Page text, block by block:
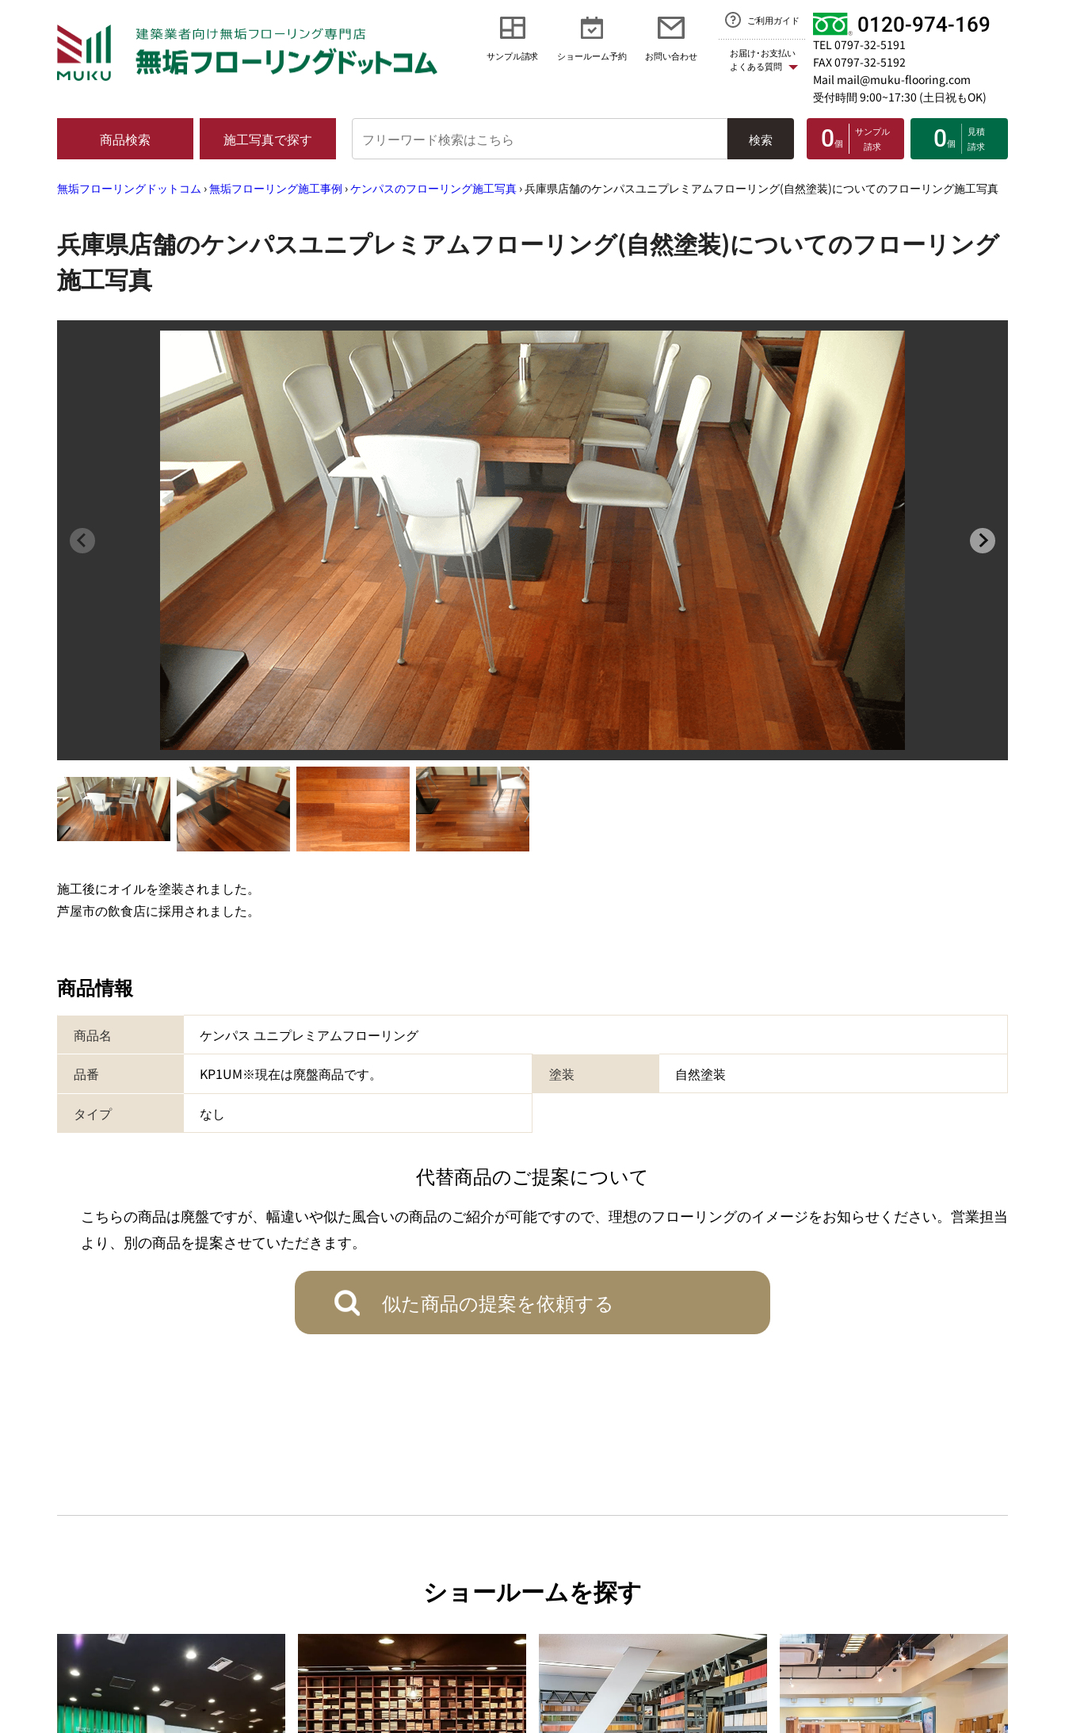
サンプル請求 ショールーム予約 お問い合わせ
ご利用ガイド
お届け･お支払い
よくある質問
0120-974-169
TEL 0797-32-5191
FAX 0797-32-5192
Mail mail@muku-flooring.com
受付時間 9:00~17:30 (土日祝もOK)
商品検索 施工写真で探す 検索 0個
サンプル
請求
0個
見積
請求
無垢フローリングドットコム ›無垢フローリング施工事例 ›ケンパスのフローリング施工写真 ›兵庫県店舗のケンパスユニプレミアムフローリング(自然塗装)についてのフローリング施工写真
兵庫県店舗のケンパスユニプレミアムフローリング(自然塗装)についてのフローリング
施工写真
施工後にオイルを塗装されました。
芦屋市の飲食店に採用されました。
商品情報
商品名 ケンパス ユニプレミアムフローリング
品番 KP1UM※現在は廃盤商品です。 塗装 自然塗装
タイプ なし
代替商品のご提案について
こちらの商品は廃盤ですが、幅違いや似た風合いの商品のご紹介が可能ですので、理想のフローリングのイメージをお知らせください。営業担当
より、別の商品を提案させていただきます。
似た商品の提案を依頼する
ショールームを探す